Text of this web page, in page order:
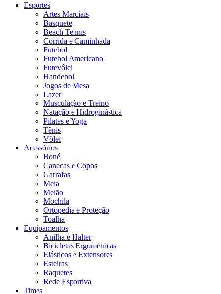
Esportes
Artes Marciais
Basquete
Beach Tennis
Corrida e Caminhada
Futebol
Futebol Americano
Futevôlei
Handebol
Jogos de Mesa
Lazer
Musculação e Treino
Natação e Hidroginástica
Pilates e Yoga
Tênis
Vôlei
Acessórios
Boné
Canecas e Copos
Garrafas
Meia
Meião
Mochila
Ortopedia e Proteção
Toalha
Equipamentos
Anilha e Halter
Bicicletas Ergométricas
Elásticos e Extensores
Esteiras
Raquetes
Rede Esportiva
Times